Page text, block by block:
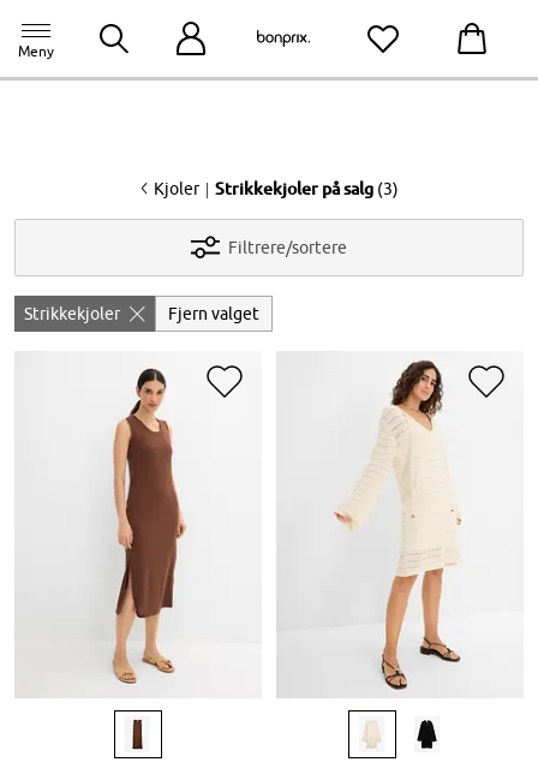
bonprix app
til appen
Meny
<Kjoler | Strikkekjoler på salg (3)
Filtrere/sortere
Strikkekjoler Fjern valget